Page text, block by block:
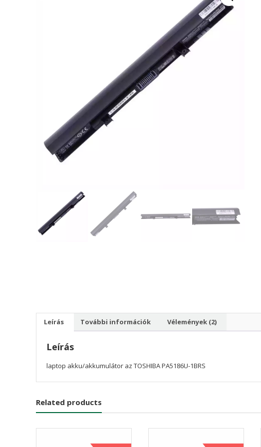
Leírás További információk Vélemények (2)
Leírás
laptop akku/akkumulátor az TOSHIBA PA5186U-1BRS
Related products